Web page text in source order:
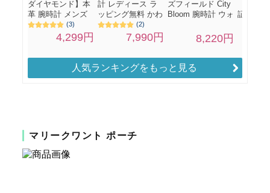
人気ランキングをもっと見る
マリークワント ポーチ